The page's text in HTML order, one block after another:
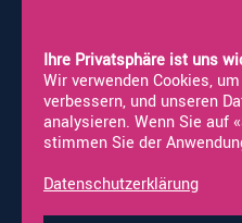
Vermietung
Occasionen
Ihre Privatsphäre ist uns
Wir verwenden Cookies,
verbessern, und unseren
analysieren. Wenn Sie auf
stimmen Sie der
Datenschutzerklärung